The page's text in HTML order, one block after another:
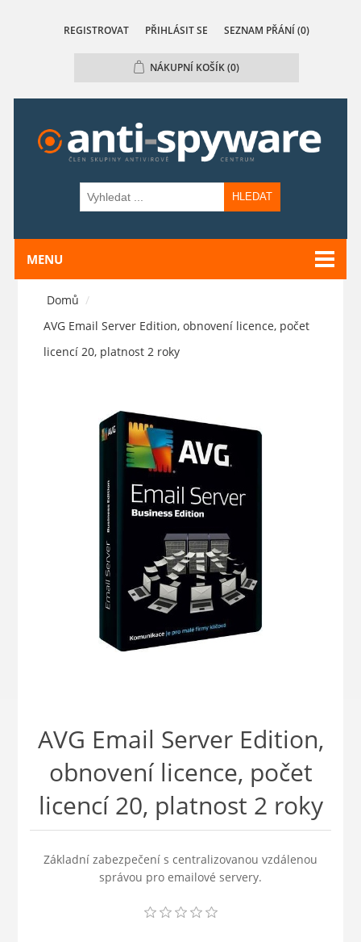
REGISTROVAT PŘIHLÁSIT SE SEZNAM PŘÁNÍ (0)
NÁKUPNÍ KOŠÍK(0)
HLEDAT
MENU
Domů /
AVG Email Server Edition, obnovení licence, počet
licencí 20, platnost 2 roky
AVG Email Server Edition,
obnovení licence, počet
licencí 20, platnost 2 roky
Základní zabezpečení s centralizovanou vzdálenou
správou pro emailové servery.